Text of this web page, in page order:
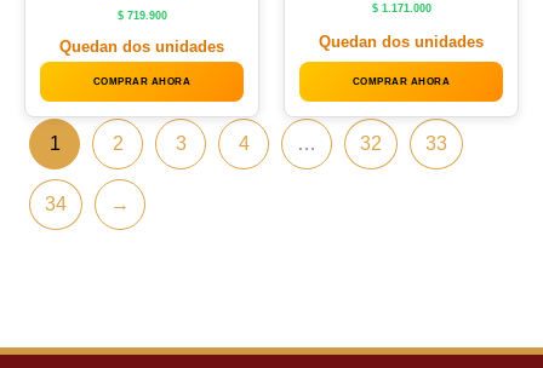
$719.900
Quedan dos unidades
COMPRAR AHORA
$1.171.000
Quedan dos unidades
COMPRAR AHORA
1 2 3 4 … 32 33
34 →